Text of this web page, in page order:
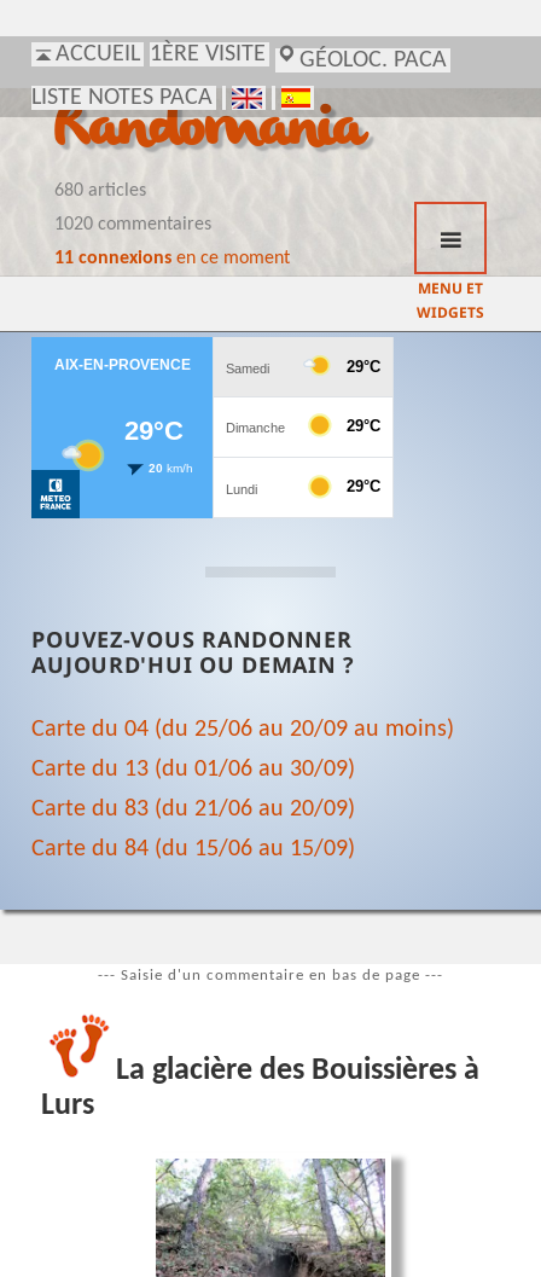
ACCUEIL 1ÈRE VISITE
GÉOLOC. PACA
LISTE NOTES PACA
Randomania
680 articles
1020 commentaires
11 connexionsen ce moment
MENU ET
WIDGETS
POUVEZ-VOUS RANDONNER
AUJOURD'HUI OU DEMAIN ?
Carte du 04 (du 25/06 au 20/09 au moins)
Carte du 13 (du 01/06 au 30/09)
Carte du 83 (du 21/06 au 20/09)
Carte du 84 (du 15/06 au 15/09)
--- Saisie d'un commentaire en bas de page ---
La glacière des Bouissières à
Lurs